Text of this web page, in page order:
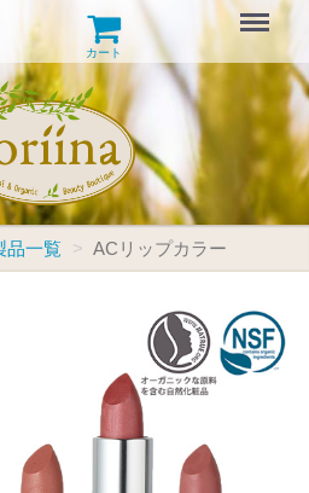
カート
Menu
品一覧 ACリップカラー